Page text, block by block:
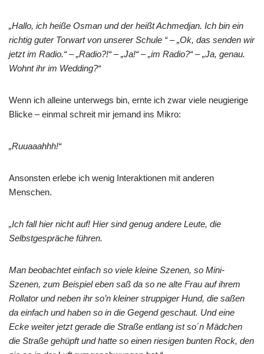
„Hallo, ich heiße Osman und der heißt Achmedjan. Ich bin ein
richtig guter Torwart von unserer Schule “ – „Ok, das senden wir
jetzt im Radio.“ – „Radio?!“ – „Ja!“ – „im Radio?“ – „Ja, genau.
Wohnt ihr im Wedding?“
Wenn ich alleine unterwegs bin, ernte ich zwar viele neugierige
Blicke – einmal schreit mir jemand ins Mikro:
„Ruuaaahhh!“
Ansonsten erlebe ich wenig Interaktionen mit anderen
Menschen.
„Ich fall hier nicht auf! Hier sind genug andere Leute, die
Selbstgespräche führen.
Man beobachtet einfach so viele kleine Szenen, so Mini-
Szenen, zum Beispiel eben saß da so ne alte Frau auf ihrem
Rollator und neben ihr so’n kleiner struppiger Hund, die saßen
da einfach und haben so in die Gegend geschaut. Und eine
Ecke weiter jetzt gerade die Straße entlang ist so´n Mädchen
die Straße gehüpft und hatte so einen riesigen bunten Rock, den